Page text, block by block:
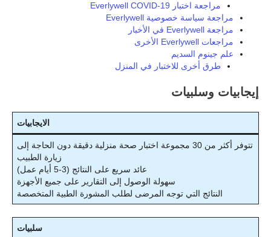
مراجعة اختبار Everlywell COVID-19
مراجعة سياسة خصوصية Everlywell
مراجعة Everlywell في الأخبار
مراجعات Everlywell الأخرى
علم جينوم السديم
طرق أخرى للاختبار في المنزل
إيجابيات وسلبيات
الايجابيات
تتوفر أكثر من 30 مجموعة اختبار صحة منزلية دقيقة دون الحاجة إلى
زيارة الطبيب
عائد سريع على النتائج (3-5 أيام عمل)
سهولة الوصول إلى التقارير على جميع الأجهزة
النتائج التي توجه المرضى لطلب المشورة الطبية المتخصصة
سلبيات